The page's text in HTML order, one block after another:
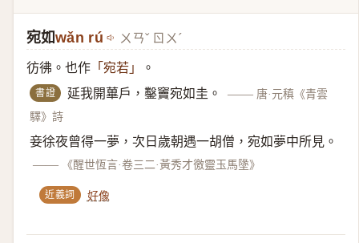
宛如wǎn rú ㄨㄢˇ ㄖㄨˊ
彷彿。也作 「宛若」 。
書證 延我開蓽戶，鑿竇宛如圭。 —— 唐·元稹《青雲
驛》詩
妾徐夜曾得一夢，次日歲朝遇一胡僧，宛如夢中所見。
——
《醒世恆言·卷三二·黃秀才徼靈玉馬墬》
近義詞 好像